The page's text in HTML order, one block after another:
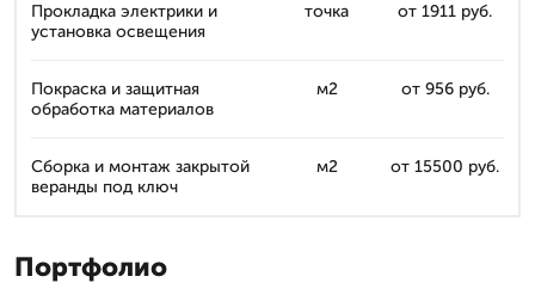
Прокладка электрики и
установка освещения
точка от 1911 руб.
Покраска и защитная
обработка материалов
м2 от 956 руб.
Сборка и монтаж закрытой
веранды под ключ
м2 от 15500 руб.
Портфолио